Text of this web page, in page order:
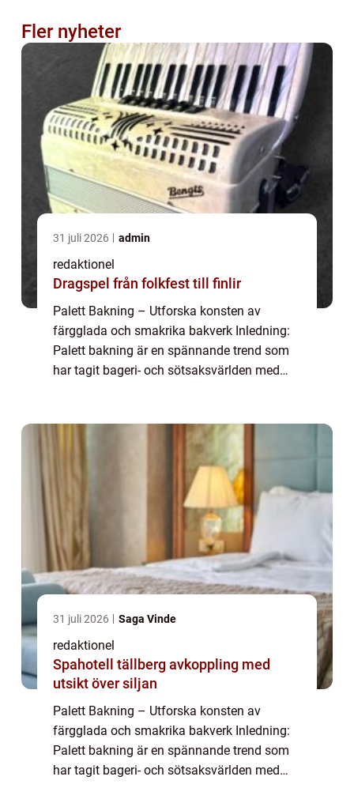
Fler nyheter
31 juli 2026 admin
redaktionel
Dragspel från folkfest till finlir
Palett Bakning – Utforska konsten av
färgglada och smakrika bakverk Inledning:
Palett bakning är en spännande trend som
har tagit bageri- och sötsaksvärlden med
31 juli 2026 Saga Vinde
redaktionel
Spahotell tällberg avkoppling med
utsikt över siljan
Palett Bakning – Utforska konsten av
färgglada och smakrika bakverk Inledning:
Palett bakning är en spännande trend som
har tagit bageri- och sötsaksvärlden med